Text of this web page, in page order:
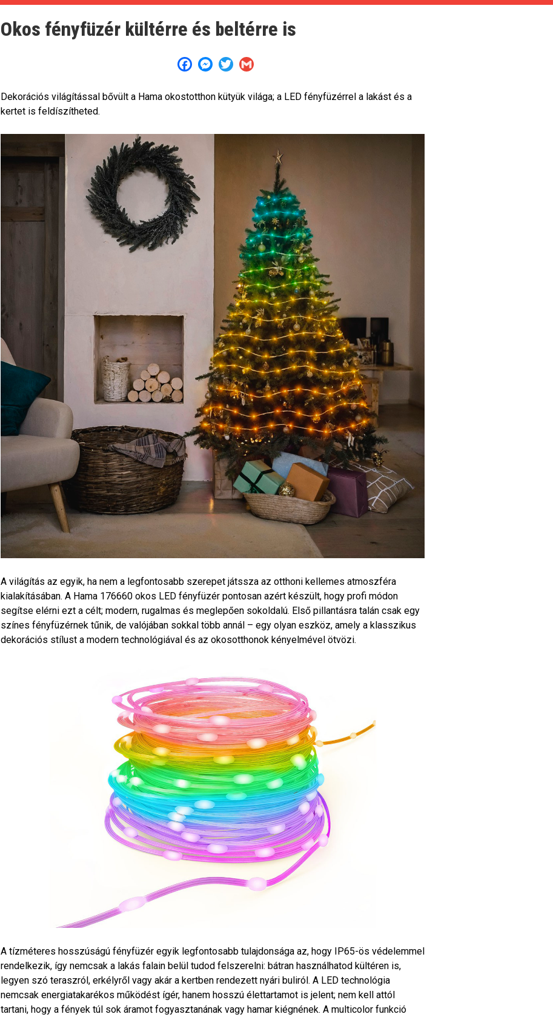
Okos fényfüzér kültérre és beltérre is
FacebookMessenger
Twitter
Dekorációs világítással bővült a Hama okostotthon kütyük világa; a LED fényfüzérrel a lakást és a
kertet is feldíszítheted.
A világítás az egyik, ha nem a legfontosabb szerepet játssza az otthoni kellemes atmoszféra
kialakításában. A Hama 176660 okos LED fényfüzér pontosan azért készült, hogy profi módon
segítse elérni ezt a célt; modern, rugalmas és meglepően sokoldalú. Első pillantásra talán csak egy
színes fényfüzérnek tűnik, de valójában sokkal több annál – egy olyan eszköz, amely a klasszikus
dekorációs stílust a modern technológiával és az okosotthonok kényelmével ötvözi.
A tízméteres hosszúságú fényfüzér egyik legfontosabb tulajdonsága az, hogy IP65-ös védelemmel
rendelkezik, így nemcsak a lakás falain belül tudod felszerelni: bátran használhatod kültéren is,
legyen szó teraszról, erkélyről vagy akár a kertben rendezett nyári buliról. A LED technológia
nemcsak energiatakarékos működést ígér, hanem hosszú élettartamot is jelent; nem kell attól
tartani, hogy a fények túl sok áramot fogyasztanának vagy hamar kiégnének. A multicolor funkció